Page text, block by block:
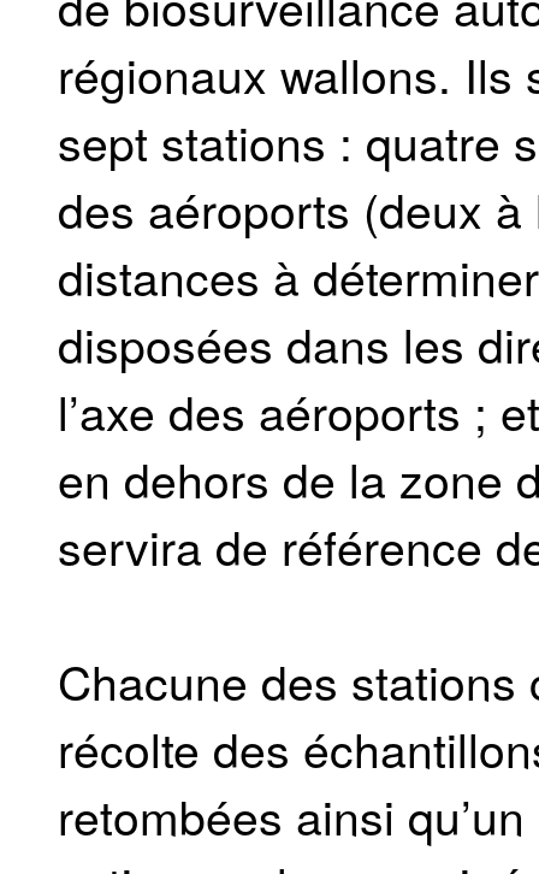
régionaux wallons. Ils
sept stations : quatre
des aéroports (deux à
distances à
disposées dans les
l’axe des aéroports ;
en dehors de la zone
servira de référence
Chacune des
récolte des
retombées ainsi